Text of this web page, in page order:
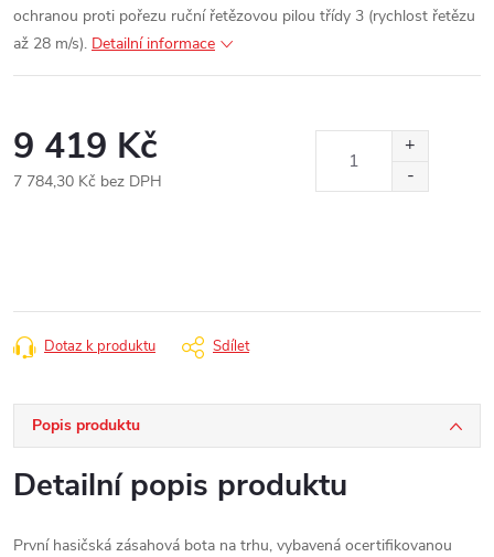
ochranou proti pořezu ruční řetězovou pilou třídy 3 (rychlost řetězu
až 28 m/s). Detailní informace
9 419 Kč
7 784,30 Kč bez DPH
Dotaz k produktu Sdílet
Popis produktu
Detailní popis produktu
První hasičská zásahová bota na trhu, vybavená ocertifikovanou